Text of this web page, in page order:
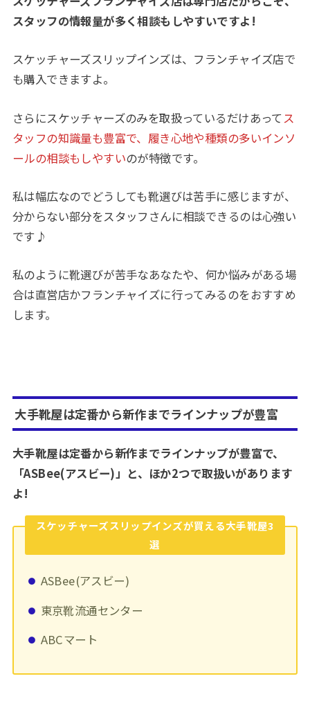
スタッフの情報量が多く相談もしやすいですよ!
スケッチャーズスリップインズは、フランチャイズ店で
も購入できますよ。
さらにスケッチャーズのみを取扱っているだけあって ス
タッフの知識量も豊富で、履き心地や種類の多いインソ
ールの相談もしやすいのが特徴です。
私は幅広なのでどうしても靴選びは苦手に感じますが、
分からない部分をスタッフさんに相談できるのは心強い
です♪
私のように靴選びが苦手なあなたや、何か悩みがある場
合は直営店かフランチャイズに行ってみるのをおすすめ
します。
大手靴屋は定番から新作までラインナップが豊富
大手靴屋は定番から新作までラインナップが豊富で、
「ASBee(アスビー)」と、ほか2つで取扱いがあります
よ!
スケッチャーズスリップインズが買える大手靴屋3
選
ASBee(アスビー)
東京靴流通センター
ABCマート